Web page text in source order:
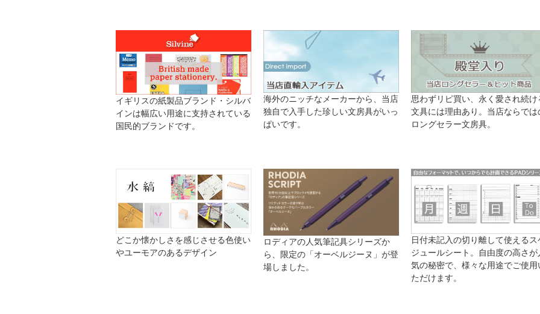
イギリスの紙製品ブランド・シルバ
インは幅広い用途に支持されている
国民的ブランドです。
海外のニッチなメーカーから、当店
独自で入手した珍しい文房具がいっ
ぱいです。
思わずリピ買い、永く愛され続け
文具には理由あり。当店ならでは
ロングセラー文房具。
どこか懐かしさを感じさせる色使い
やユーモアのあるデザイン
ロディアの人気筆記具シリーズか
ら、限定の「オーベルジーヌ」が登
場しました。
日付未記入の切り離して使えるス
ジュールシート。自由度の高さが
気の秘密で、様々な用途でご使用
ただけます。